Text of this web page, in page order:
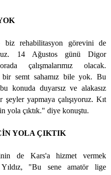
rehabilitasyon görevini de
14 Ağustos günü Digor
çalışmalarımız olacak.
bir semt sahamız bile yok. Bu
konuda duyarsız ve alakasız
şeyler yapmaya çalışıyoruz. Kıt
yola çıktık." diye konuştu.
YOLA ÇIKTIK
de Kars'a hizmet vermek
"Bu sene amatör lige